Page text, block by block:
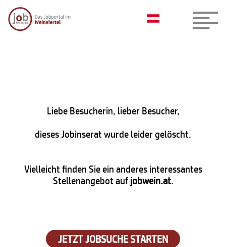
Liebe Besucherin, lieber Besucher,
dieses Jobinserat wurde leider gelöscht.
Vielleicht finden Sie ein anderes interessantes
Stellenangebot aufjobwein.at.
JETZT JOBSUCHE STARTEN